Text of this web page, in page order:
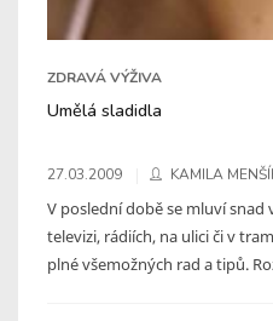
ZDRAVÁ VÝŽIVA
Umělá sladidla
27.03.2009 KAMILA
V poslední době se mluví snad
televizi, rádiích, na ulici či v
plné všemožných rad a tipů.